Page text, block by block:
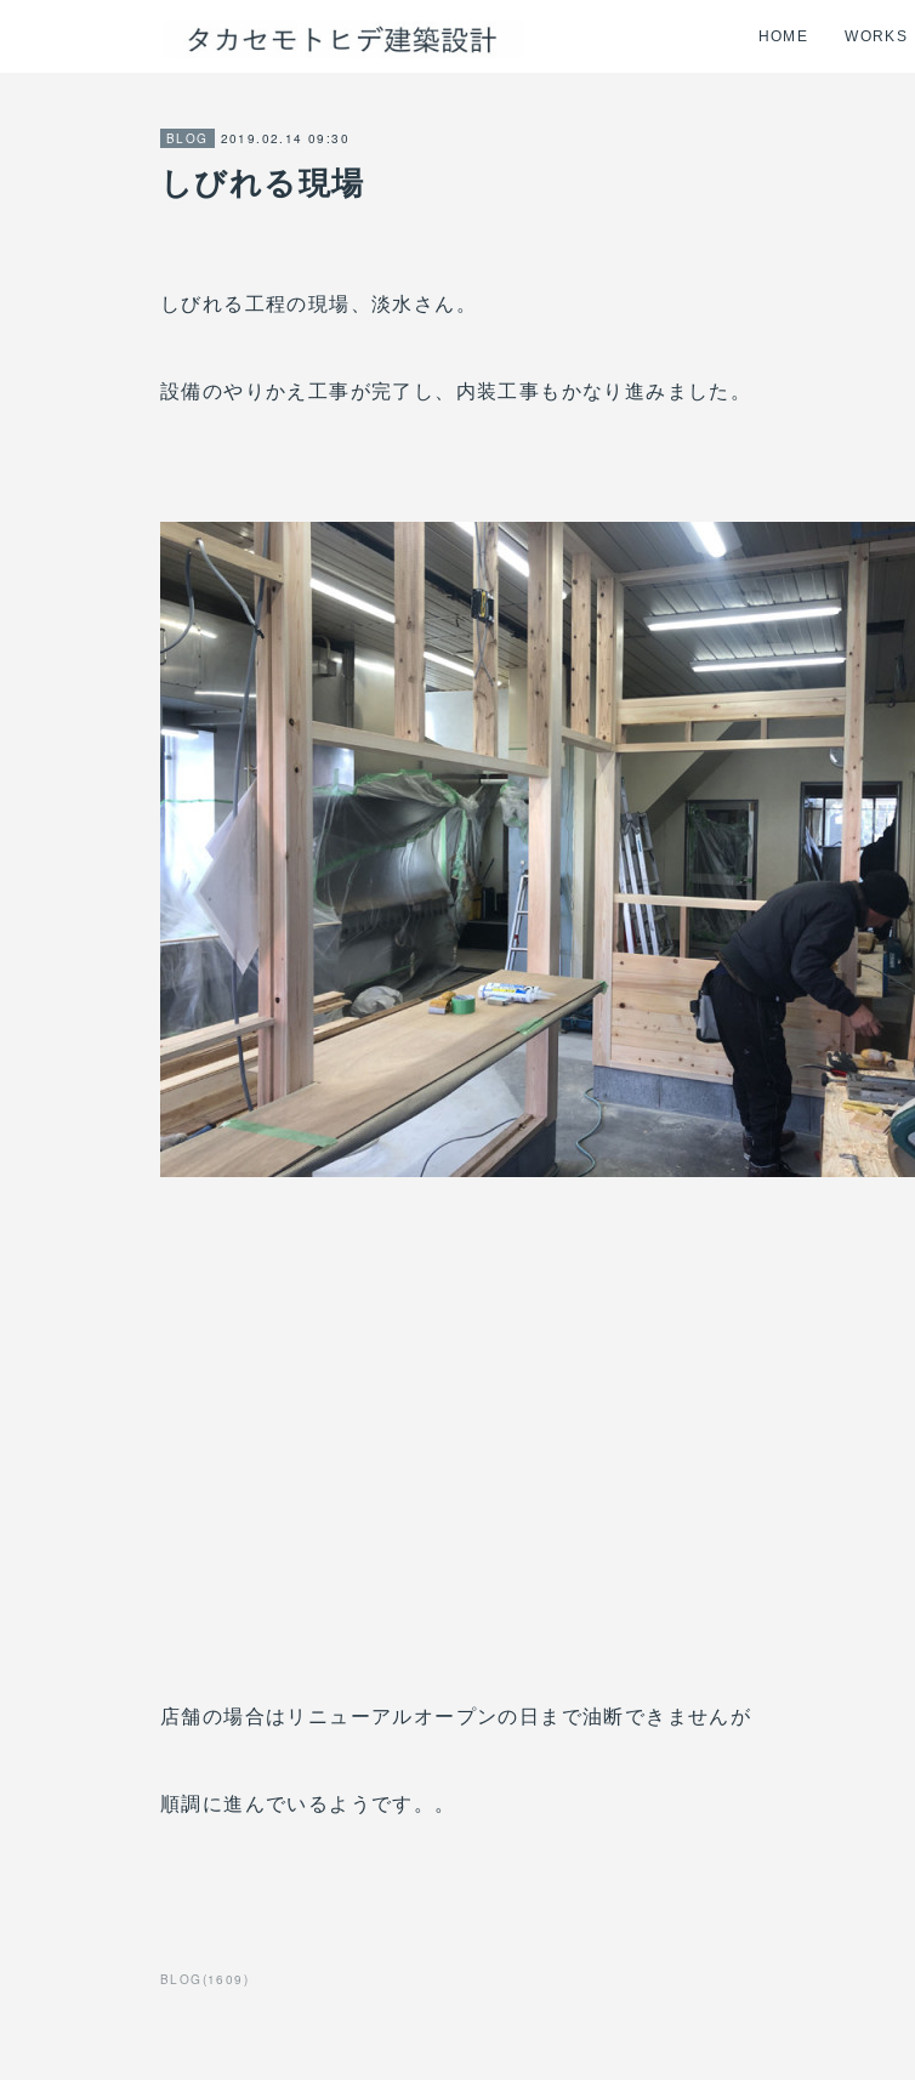
HOME WORKS
BLOG 2019.02.14 09:30
しびれる現場
しびれる工程の現場、淡水さん。
設備のやりかえ工事が完了し、内装工事もかなり進みました。
店舗の場合はリニューアルオープンの日まで油断できませんが
順調に進んでいるようです。。
BLOG (1609 )